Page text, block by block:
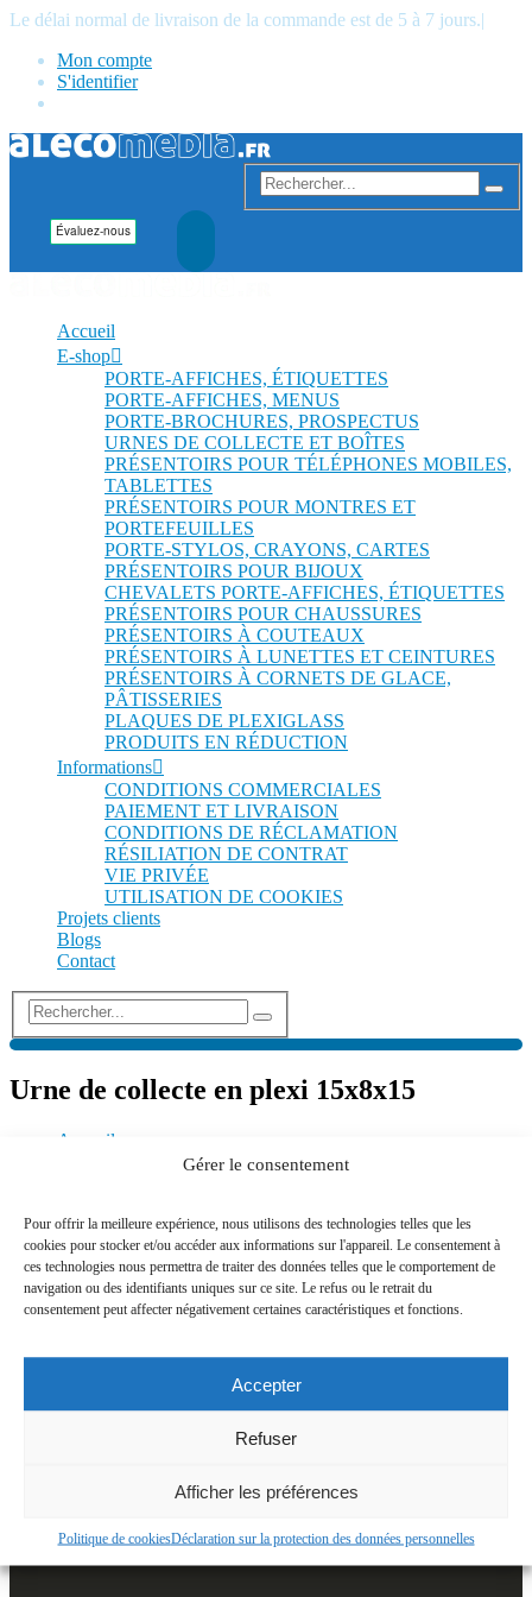
Gérer le consentement
Pour offrir la meilleure expérience, nous utilisons des technologies telles que les
cookies pour stocker et/ou accéder aux informations sur l'appareil. Le consentement à
ces technologies nous permettra de traiter des données telles que le comportement de
navigation ou des identifiants uniques sur ce site. Le refus ou le retrait du
consentement peut affecter négativement certaines caractéristiques et fonctions.
Accepter
Refuser
Afficher les préférences
Politique de cookiesDéclaration sur la protection des données personnelles
Le délai normal de livraison de la commande est de 5 à 7 jours.|
Mon compte
S'identifier
Accueil
E-shop
PORTE-AFFICHES, ÉTIQUETTES
PORTE-AFFICHES, MENUS
PORTE-BROCHURES, PROSPECTUS
URNES DE COLLECTE ET BOÎTES
PRÉSENTOIRS POUR TÉLÉPHONES MOBILES,
TABLETTES
PRÉSENTOIRS POUR MONTRES ET
PORTEFEUILLES
PORTE-STYLOS, CRAYONS, CARTES
PRÉSENTOIRS POUR BIJOUX
CHEVALETS PORTE-AFFICHES, ÉTIQUETTES
PRÉSENTOIRS POUR CHAUSSURES
PRÉSENTOIRS À COUTEAUX
PRÉSENTOIRS À LUNETTES ET CEINTURES
PRÉSENTOIRS À CORNETS DE GLACE,
PÂTISSERIES
PLAQUES DE PLEXIGLASS
PRODUITS EN RÉDUCTION
Informations
CONDITIONS COMMERCIALES
PAIEMENT ET LIVRAISON
CONDITIONS DE RÉCLAMATION
RÉSILIATION DE CONTRAT
VIE PRIVÉE
UTILISATION DE COOKIES
Projets clients
Blogs
Contact
Urne de collecte en plexi 15x8x15
Accueil
Urne de collecte en plexi 15x8x15 cm
Nous contacter
LIENS UTILE